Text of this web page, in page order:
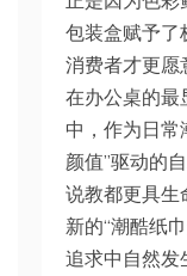
包装盒赋予了
消费者才更愿
在办公桌的最
中，作为日常
颜值”驱动的
说教都更具生
新的“潮酷纸
追求中自然发